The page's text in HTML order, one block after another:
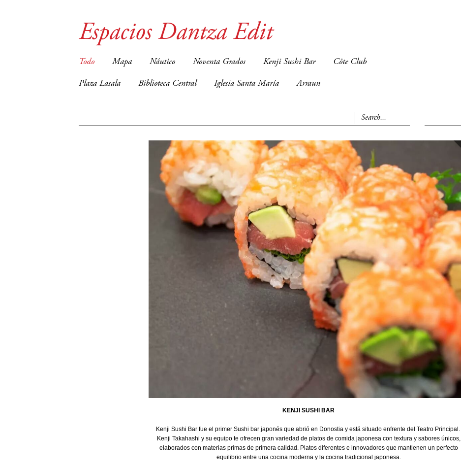
Espacios Dantza Edit
Todo Mapa Náutico Noventa Grados Kenji Sushi Bar Côte Club
Plaza Lasala Biblioteca Central Iglesia Santa María Arraun
KENJI SUSHI BAR
Kenji Sushi Bar fue el primer Sushi bar japonés que abrió en Donostia y está situado enfrente del Teatro Principal.
Kenji Takahashi y su equipo te ofrecen gran variedad de platos de comida japonesa con textura y sabores únicos,
elaborados con materias primas de primera calidad. Platos diferentes e innovadores que mantienen un perfecto
equilibrio entre una cocina moderna y la cocina tradicional japonesa.